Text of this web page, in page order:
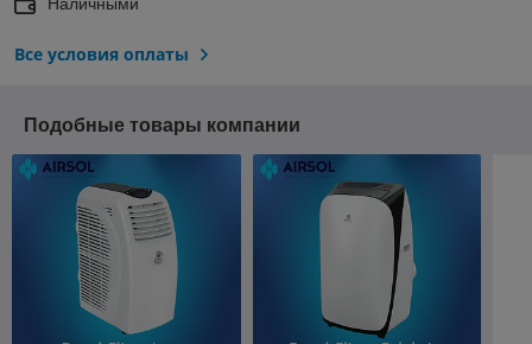
Все условия оплаты
Подобные товары компании